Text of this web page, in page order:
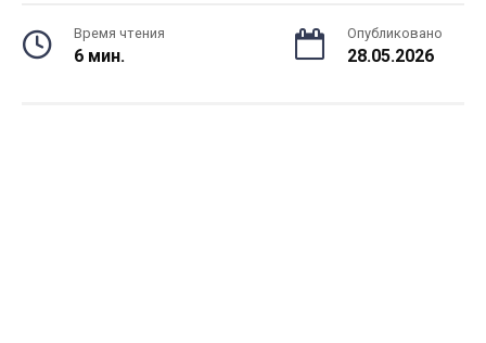
Время чтения
6 мин.
Опубликовано
28.05.2026